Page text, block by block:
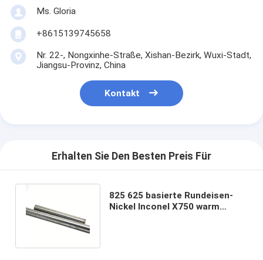
Ms. Gloria
+8615139745658
Nr. 22-, Nongxinhe-Straße, Xishan-Bezirk, Wuxi-Stadt,
Jiangsu-Provinz, China
Kontakt
Erhalten Sie Den Besten Preis Für
825 625 basierte Rundeisen-
Nickel Inconel X750 warm